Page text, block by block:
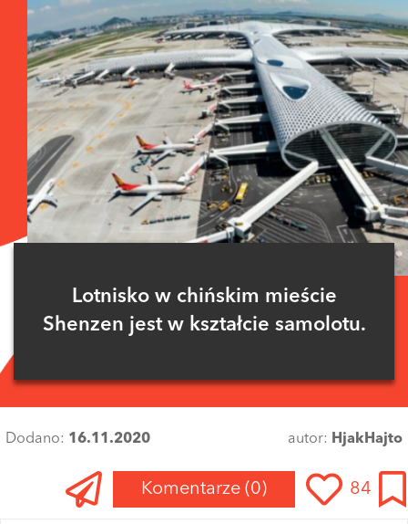
Lotnisko w chińskim mieście
Shenzen jest w kształcie samolotu.
Dodano: 16.11.2020 autor: HjakHajto
Komentarze (0) 84